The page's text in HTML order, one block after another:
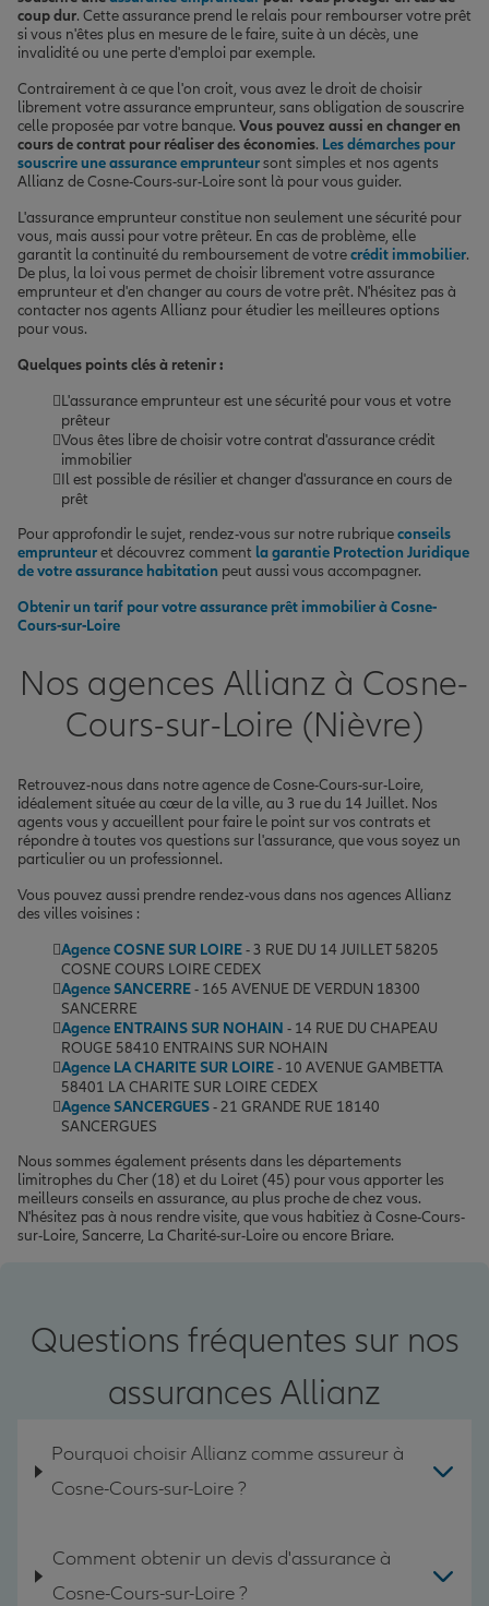
coup dur. Cette assurance prend le relais pour rembourser votre prêt
si vous n'êtes plus en mesure de le faire, suite à un décès, une
invalidité ou une perte d'emploi par exemple.
Contrairement à ce que l'on croit, vous avez le droit de choisir
librement votre assurance emprunteur, sans obligation de souscrire
celle proposée par votre banque. Vous pouvez aussi en changer en
cours de contrat pour réaliser des économies. Les démarches pour
souscrire une assurance emprunteursont simples et nos agents
Allianz de Cosne-Cours-sur-Loire sont là pour vous guider.
L'assurance emprunteur constitue non seulement une sécurité pour
vous, mais aussi pour votre prêteur. En cas de problème, elle
garantit la continuité du remboursement de votrecrédit immobilier.
De plus, la loi vous permet de choisir librement votre assurance
emprunteur et d'en changer au cours de votre prêt. N'hésitez pas à
contacter nos agents Allianz pour étudier les meilleures options
pour vous.
Quelques points clés à retenir :
L'assurance emprunteur est une sécurité pour vous et votre
prêteur
Vous êtes libre de choisir votre contrat d'assurance crédit
immobilier
Il est possible de résilier et changer d'assurance en cours de
prêt
Pour approfondir le sujet, rendez-vous sur notre rubriqueconseils
emprunteuret découvrez comment la garantie Protection Juridique
de votre assurance habitation peut aussi vous accompagner.
Obtenir un tarif pour votre assurance prêt immobilier à Cosne-
Cours-sur-Loire
Nos agences Allianz à Cosne-
Cours-sur-Loire (Nièvre)
Retrouvez-nous dans notre agence de Cosne-Cours-sur-Loire,
idéalement située au cœur de la ville, au 3 rue du 14 Juillet. Nos
agents vous y accueillent pour faire le point sur vos contrats et
répondre à toutes vos questions sur l'assurance, que vous soyez un
particulier ou un professionnel.
Vous pouvez aussi prendre rendez-vous dans nos agences Allianz
des villes voisines :
Agence COSNE SUR LOIRE- 3 RUE DU 14 JUILLET 58205
COSNE COURS LOIRE CEDEX
Agence SANCERRE- 165 AVENUE DE VERDUN 18300
SANCERRE
Agence ENTRAINS SUR NOHAIN - 14 RUE DU CHAPEAU
ROUGE 58410 ENTRAINS SUR NOHAIN
Agence LA CHARITE SUR LOIRE- 10 AVENUE GAMBETTA
58401 LA CHARITE SUR LOIRE CEDEX
Agence SANCERGUES- 21 GRANDE RUE 18140
SANCERGUES
Nous sommes également présents dans les départements
limitrophes du Cher (18) et du Loiret (45) pour vous apporter les
meilleurs conseils en assurance, au plus proche de chez vous.
N'hésitez pas à nous rendre visite, que vous habitiez à Cosne-Cours-
sur-Loire, Sancerre, La Charité-sur-Loire ou encore Briare.
Questions fréquentes sur nos
assurances Allianz
Pourquoi choisir Allianz comme assureur à
Cosne-Cours-sur-Loire ?
Comment obtenir un devis d'assurance à
Cosne-Cours-sur-Loire ?